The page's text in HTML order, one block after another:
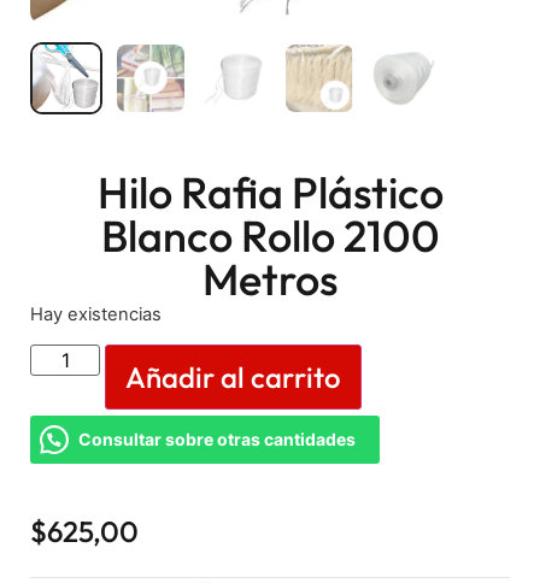
Hilo Rafia Plástico
Blanco Rollo 2100
Metros
Hay existencias
Añadir al carrito
Consultar sobre otras cantidades
$625,00